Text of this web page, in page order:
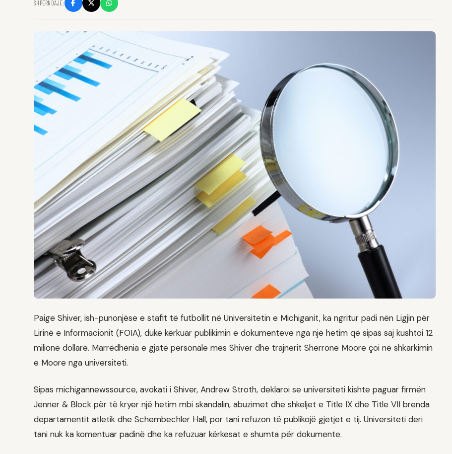
SHPËRNDAJE:
Paige Shiver, ish-punonjëse e stafit të futbollit në Universitetin e Michiganit, ka ngritur padi nën Ligjin për
Lirinë e Informacionit (FOIA), duke kërkuar publikimin e dokumenteve nga një hetim që sipas saj kushtoi 12
milionë dollarë. Marrëdhënia e gjatë personale mes Shiver dhe trajnerit Sherrone Moore çoi në shkarkimin
e Moore nga universiteti.
Sipas michigannewssource, avokati i Shiver, Andrew Stroth, deklaroi se universiteti kishte paguar firmën
Jenner & Block për të kryer një hetim mbi skandalin, abuzimet dhe shkeljet e Title IX dhe Title VII brenda
departamentit atletik dhe Schembechler Hall, por tani refuzon të publikojë gjetjet e tij. Universiteti deri
tani nuk ka komentuar padinë dhe ka refuzuar kërkesat e shumta për dokumente.